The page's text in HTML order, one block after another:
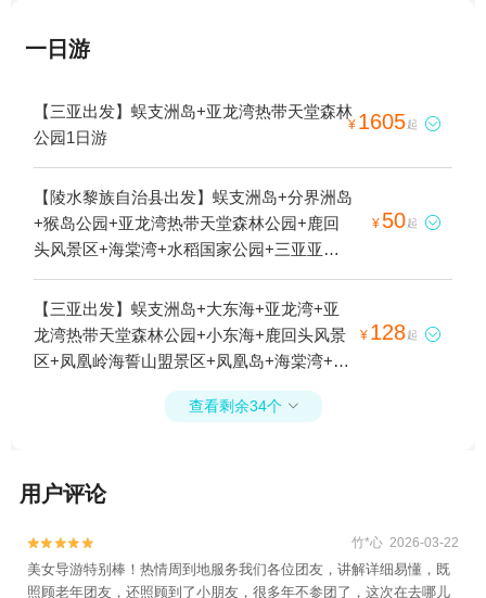
一日游
【三亚出发】蜈支洲岛+亚龙湾热带天堂森林
公园1日游
¥ 1605起 
【陵水黎族自治县出发】蜈支洲岛+分界洲岛
+猴岛公园+亚龙湾热带天堂森林公园+鹿回
头风景区+海棠湾+水稻国家公园+三亚亚特
兰蒂斯水世界+三亚亚特兰蒂斯失落的空间水
族馆+南湾猴岛生态旅游区+清水湾旅游区
+清水湾游艇会1日游
¥ 50起 
【三亚出发】蜈支洲岛+大东海+亚龙湾+亚
龙湾热带天堂森林公园+小东海+鹿回头风景
区+凤凰岭海誓山盟景区+凤凰岛+海棠湾+三
亚亚龙湾国际玫瑰谷+三亚千古情+海棠广场
+三亚游艇出海+半山半岛帆船港+亚龙通航
亚特兰蒂斯失落的空间水族馆+三亚海昌梦幻
支洲岛潜水+三亚海棠湾赶海俱乐部+小东海
赶海体验区1日游
¥ 128起 
查看剩余34个 
用户评论

 竹*心 2026-03-22
美女导游特别棒！热情周到地服务我们各位团友，讲解详细易懂，既
照顾老年团友，还照顾到了小朋友，很多年不参团了，这次在去哪儿